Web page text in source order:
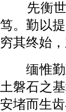
先衡世
笃。勤以
穷其终始
缅惟勤政
土磐石之
安堵而生